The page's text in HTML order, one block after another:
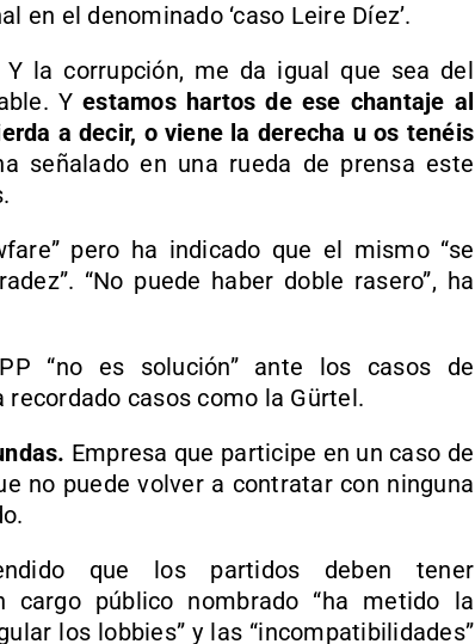
en el denominado ‘caso Leire Díez’.
la corrupción, me da igual que sea del
Y estamos hartos de ese chantaje al
a decir, o viene la derecha u os tenéis
señalado en una rueda de prensa este
pero ha indicado que el mismo “se
“No puede haber doble rasero”, ha
“no es solución” ante los casos de
recordado casos como la Gürtel.
Empresa que participe en un caso de
no puede volver a contratar con ninguna
que los partidos deben tener
cargo público nombrado “ha metido la
los lobbies” y las “incompatibilidades”